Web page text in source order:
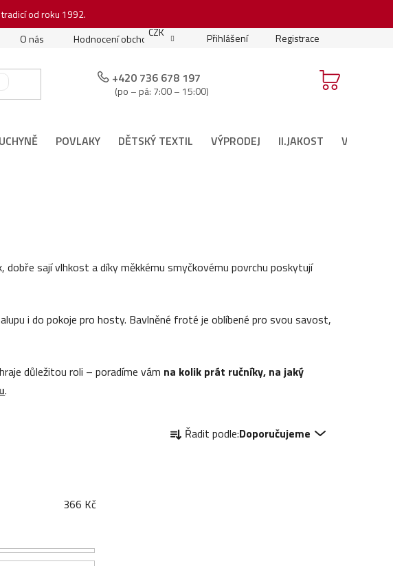
od roku 1992.
O nás Hodnocení obchodu Moje objednávka Podmínky soutěže
CZK Přihlášení Registrace
+420 736 678 197
(po – pá: 7:00 – 15:00)
POVLAKY DĚTSKÝ TEXTIL VÝPRODEJ II.JAKOST VÁNOČNÍ
sají vlhkost a díky měkkému smyčkovému povrchu poskytují
i do pokoje pro hosty. Bavlněné froté je oblíbené pro svou savost,
důležitou roli – poradíme vám na kolik prát ručníky, na jaký
.
a Řadit podle:Doporučujeme
366 Kč